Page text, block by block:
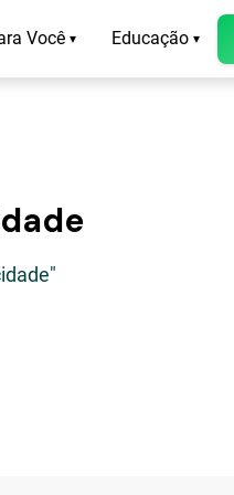
Você ▾ Educação ▾